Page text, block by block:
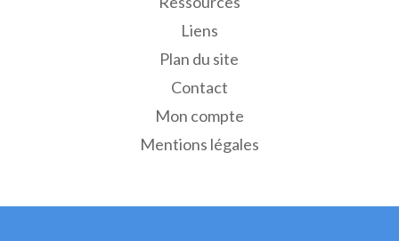
Liens
Plan du site
Contact
Mon compte
Mentions légales